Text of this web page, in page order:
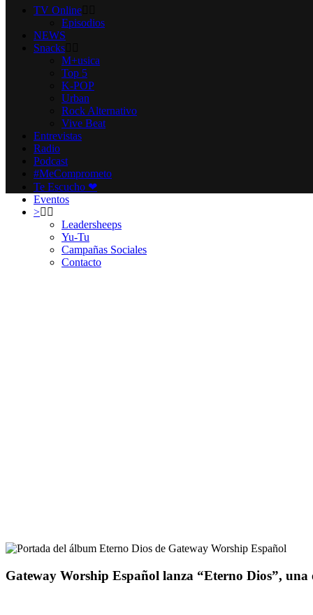
TV Online
Episodios
NEWS
Snacks
M+usica
Top 5
K-POP
Urban
Rock Alternativo
Vive Beat
Entrevistas
Radio
Podcast
#MeComprometo
Te Escucho ❤
Eventos
>
Leadersheeps
Yu-Tu
Campañas Sociales
Contacto
Gateway Worship Español lanza “Eterno Dios”,